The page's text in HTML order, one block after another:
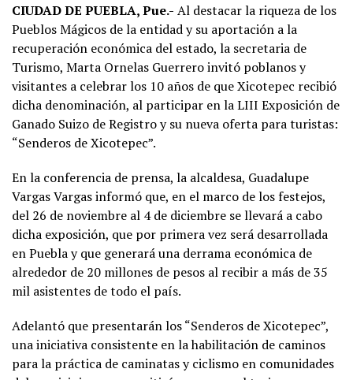
CIUDAD DE PUEBLA, Pue.- Al destacar la riqueza de los
Pueblos Mágicos de la entidad y su aportación a la
recuperación económica del estado, la secretaria de
Turismo, Marta Ornelas Guerrero invitó poblanos y
visitantes a celebrar los 10 años de que Xicotepec recibió
dicha denominación, al participar en la LIII Exposición de
Ganado Suizo de Registro y su nueva oferta para turistas:
“Senderos de Xicotepec”.
En la conferencia de prensa, la alcaldesa, Guadalupe
Vargas Vargas informó que, en el marco de los festejos,
del 26 de noviembre al 4 de diciembre se llevará a cabo
dicha exposición, que por primera vez será desarrollada
en Puebla y que generará una derrama económica de
alrededor de 20 millones de pesos al recibir a más de 35
mil asistentes de todo el país.
Adelantó que presentarán los “Senderos de Xicotepec”,
una iniciativa consistente en la habilitación de caminos
para la práctica de caminatas y ciclismo en comunidades